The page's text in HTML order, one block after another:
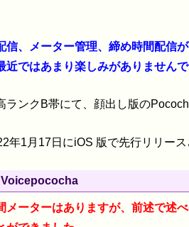
信、メーター管理、締め時間配信
ではあまり楽しみがありませんで
ンクB帯にて、顔出し版の
年1月17日にiOS 版で先行リリー
Voicepococha
ーターはありますが、前述で述